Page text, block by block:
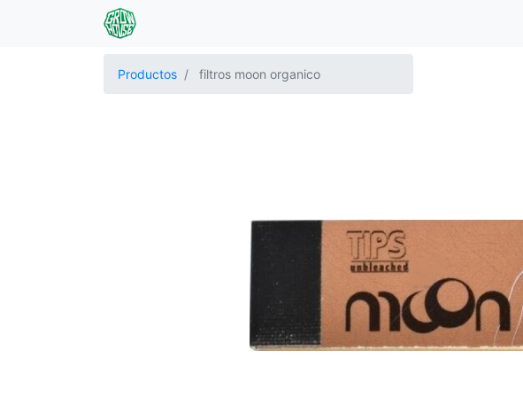
Productos filtros moon organico